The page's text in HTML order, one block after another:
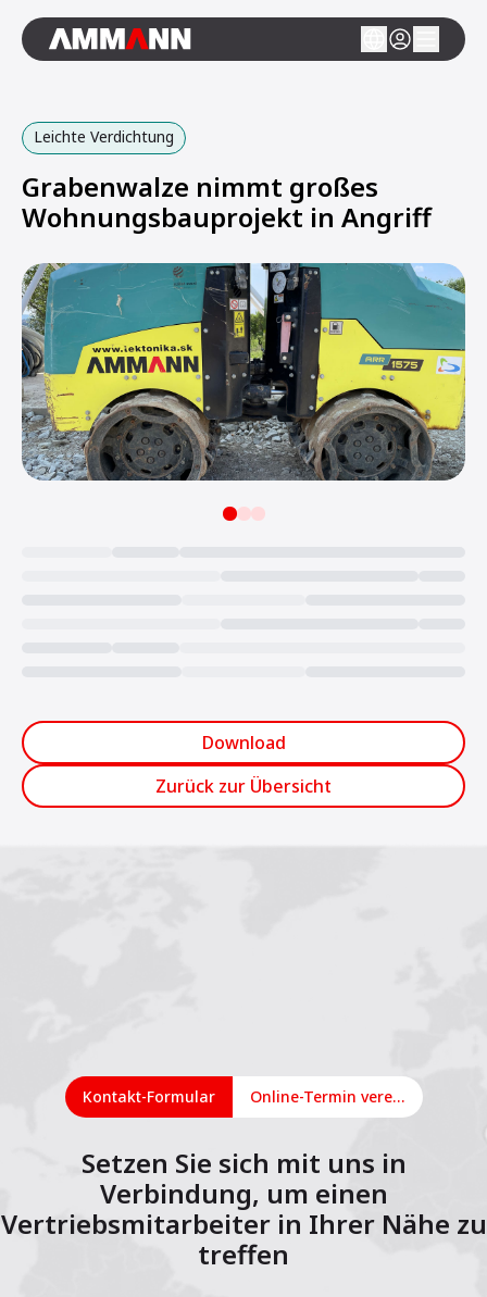
Leichte Verdichtung
Grabenwalze nimmt großes
Wohnungsbauprojekt in Angriff
Download
Zurück zur Übersicht
Kontakt-Formular Online-Termin vereinbaren
Setzen Sie sich mit uns in
Verbindung, um einen
Vertriebsmitarbeiter in Ihrer Nähe zu
treffen